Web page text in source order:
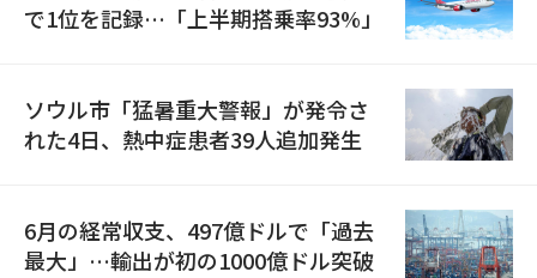
で1位を記録…「上半期搭乗率93%」
ソウル市「猛暑重大警報」が発令さ
れた4日、熱中症患者39人追加発生
6月の経常収支、497億ドルで「過去
最大」…輸出が初の1000億ドル突破